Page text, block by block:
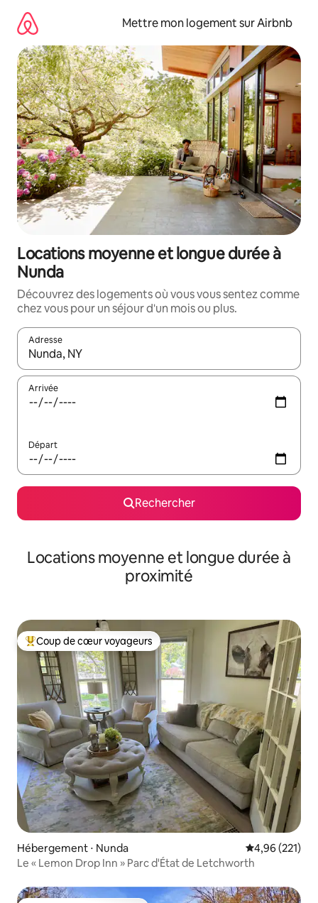
directement
contenu
Mettre mon logement sur Airbnb
Locations moyenne et longue durée à
Nunda
Découvrez des logements où vous vous sentez comme
chez vous pour un séjour d'un mois ou plus.
Adresse
Lorsque les résultats s'affichent, utilisez les flèches vers le
Arrivée
Départ
Rechercher
Locations moyenne et longue durée à
proximité
Coups de cœur voyageurs les plus appréciés
Coup de cœur voyageurs
Hébergement ⋅ Nunda Évaluation
4,96 (221)
Le « Lemon Drop Inn » Parc d'État de Letchworth